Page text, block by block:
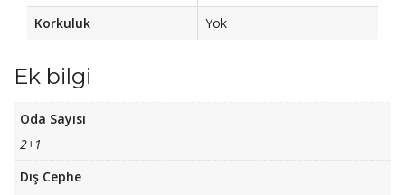
Korkuluk
Yok
Ek bilgi
Oda Sayısı
2+1
Dış Cephe